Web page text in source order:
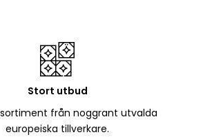
Stort utbud
från noggrant utvalda
europeiska tillverkare.